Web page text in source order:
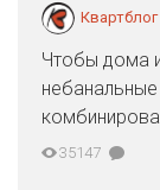
Квартблог
Чтобы дома
35147